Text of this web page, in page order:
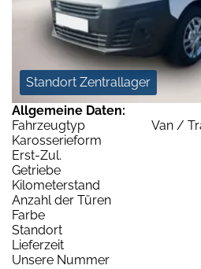
Standort Zentrallager
Allgemeine Daten:
Fahrzeugtyp
Van /
Karosserieform
Erst-Zul.
Getriebe
Kilometerstand
Anzahl der Türen
Farbe
Standort
Lieferzeit
Unsere Nummer